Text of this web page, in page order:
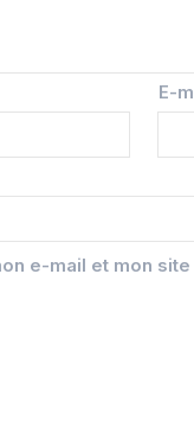
E-
e-mail et mon